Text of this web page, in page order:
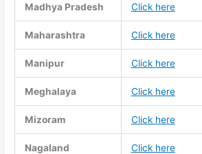
Madhya Pradesh Click here
Maharashtra Click here
Manipur Click here
Meghalaya Click here
Mizoram Click here
Nagaland Click here